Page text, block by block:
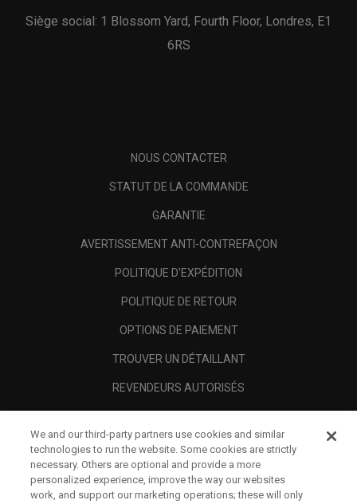
Siège social: 1 Blossom Yard, Fourth Floor, Londres, E1
6RS
NOUS CONTACTER
STATUT DE LA COMMANDE
GARANTIE
AVERTISSEMENT ANTI-CONTREFAÇON
POLITIQUE D'EXPÉDITION
POLITIQUE DE RETOUR
OPTIONS DE PAIEMENT
TROUVER UN DÉTAILLANT
REVENDEURS AUTORISÉS
A PROPOS
MENTIONS LÉGALES
We and our third-party partners use cookies and similar
technologies to run the website. Some cookies are strictly
necessary. Others are optional and provide a more
personalized experience, improve the way our websites
work, and support our marketing operations; these will only